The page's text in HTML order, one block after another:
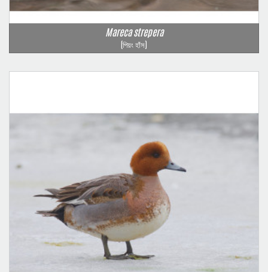
Mareca strepera
(পিয়ং হাঁস)